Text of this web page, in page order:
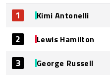
1 Kimi Antonelli
2 Lewis Hamilton
3 George Russell